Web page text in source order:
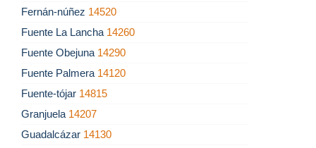
Fernán-núñez 14520
Fuente La Lancha 14260
Fuente Obejuna 14290
Fuente Palmera 14120
Fuente-tójar 14815
Granjuela 14207
Guadalcázar 14130